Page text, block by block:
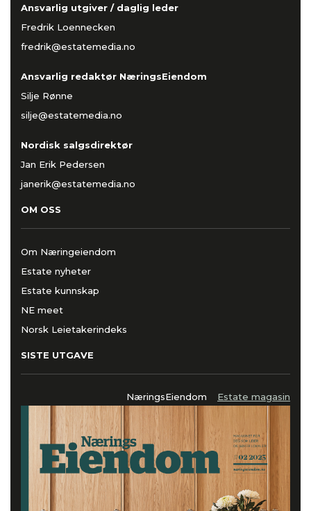
Ansvarlig utgiver / daglig leder
Fredrik Loennecken
fredrik@estatemedia.no
Ansvarlig redaktør NæringsEiendom
Silje Rønne
silje@estatemedia.no
Nordisk salgsdirektør
Jan Erik Pedersen
janerik@estatemedia.no
OM OSS
Om Næringeiendom
Estate nyheter
Estate kunnskap
NE meet
Norsk Leietakerindeks
SISTE UTGAVE
NæringsEiendom Estate magasin